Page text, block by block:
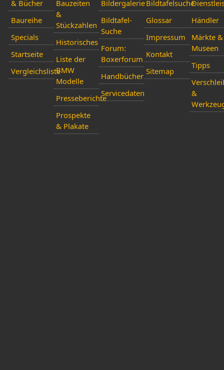
& Bücher
Baureihe
Specials
Startseite
Vergleichsliste
Bauzeiten
&
Stückzahlen
Historisches
Liste der
BMW
Modelle
Presseberichte
Prospekte
& Plakate
Bildergalerie
Bildtafel-
Suche
Forum:
Boxerforum
Handbücher
Servicedaten
Bildtafelsuche
Glossar
Impressum
Kontakt
Sitemap
Händler
Märkte &
Museen
Tipps
&